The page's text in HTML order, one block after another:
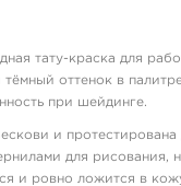
тату-краска для
оттенок в
при шейдинге.
и
для рисования,
и ровно ложится в